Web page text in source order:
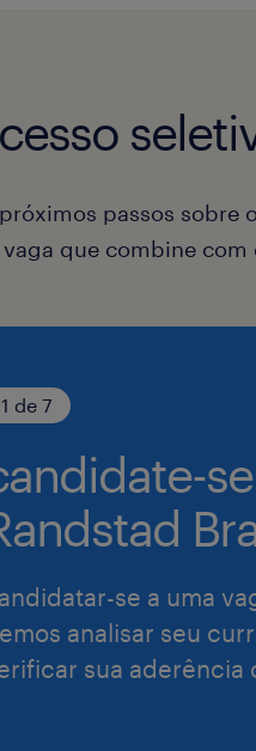
passos sobre
vaga que combine com
1 de 7
se a uma
analisar seu
sua aderência